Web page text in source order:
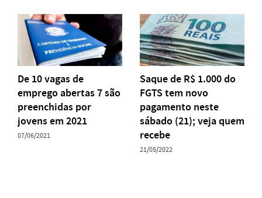
De 10 vagas de
emprego abertas 7 são
preenchidas por
jovens em 2021
07/06/2021
Saque de R$ 1.000 do
FGTS tem novo
pagamento neste
sábado (21); veja quem
recebe
21/05/2022